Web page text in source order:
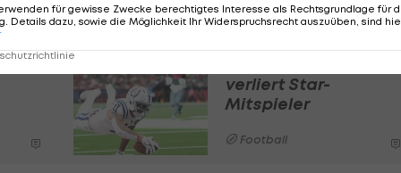
verliert Star-
Mitspieler
Football
für gewisse Zwecke berechtigtes Interesse als Rechtsgrundlage für
Details dazu, sowie die Möglichkeit Ihr Widerspruchsrecht auszuüben, sind